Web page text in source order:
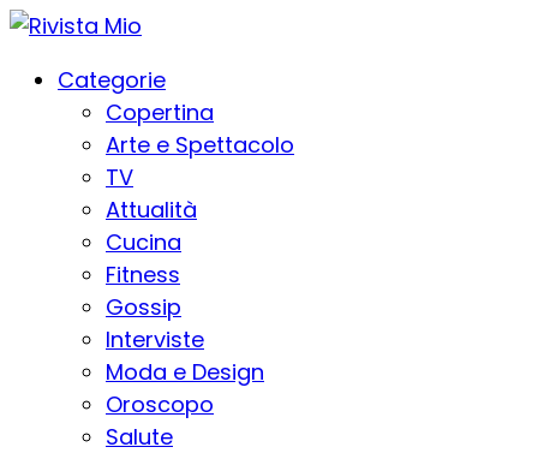
Categorie
Copertina
Arte e Spettacolo
TV
Attualità
Cucina
Fitness
Gossip
Interviste
Moda e Design
Oroscopo
Salute